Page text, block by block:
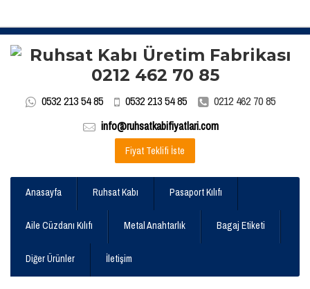
0532 213 54 85 0532 213 54 85
0212 462 70 85
info@ruhsatkabifiyatlari.com
Fiyat Teklifi İste
Anasayfa Ruhsat Kabı Pasaport Kılıfı
Aile Cüzdanı Kılıfı Metal Anahtarlık Bagaj Etiketi
Diğer Ürünler İletişim